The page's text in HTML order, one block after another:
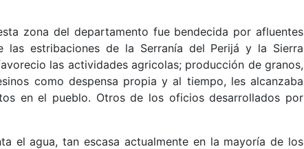
zona del departamento fue bendecida por afluentes
las estribaciones de la Serranía del Perijá y la Sierra
las actividades agricolas; producción de granos,
como despensa propia y al tiempo, les alcanzaba
en el pueblo. Otros de los oficios desarrollados por
el agua, tan escasa actualmente en la mayoría de los